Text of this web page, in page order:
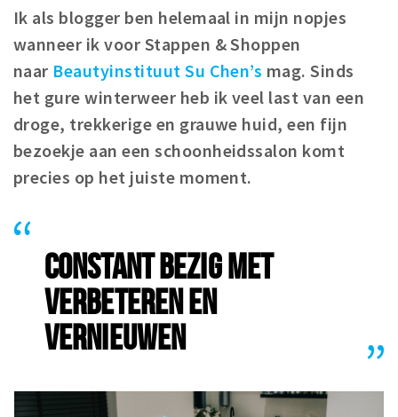
Winkelgebieden
Parkeren
Bezienswaardigheden
Musea, theaters & podia
Uitjes & activiteiten
Toeristische routes
Baroniepoorten
Sport
Andere City Apps
Ik als blogger ben helemaal in mijn nopjes
wanneer ik voor Stappen & Shoppen
naar Beautyinstituut Su Chen’s mag. Sinds
het gure winterweer heb ik veel last van een
droge, trekkerige en grauwe huid, een fijn
bezoekje aan een schoonheidssalon komt
precies op het juiste moment.
CONSTANT BEZIG MET
VERBETEREN EN
VERNIEUWEN